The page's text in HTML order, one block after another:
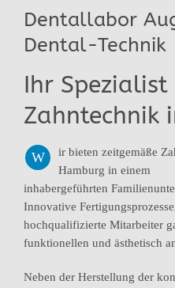
Dentallabor
Dental-Technik
Ihr
Zahntechnik
W
ir bieten zeitgemäße
Hamburg in einem
inhabergeführten
Innovative
hochqualifizierte Mitarbeiter
funktionellen und ästhetisch
Neben der Herstellung der